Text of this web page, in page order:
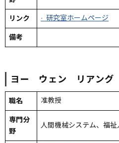
リンク · 研究室ホームページ
備考
ヨー ウェン リアング
職名 准教授
専門分
野
人間機械システム、福